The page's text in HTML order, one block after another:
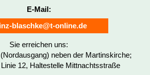
E-Mail:
blaschke@t-online.de
Sie erreichen uns:
neben der Martinskirche;
12, Haltestelle Mittnachtsstraße